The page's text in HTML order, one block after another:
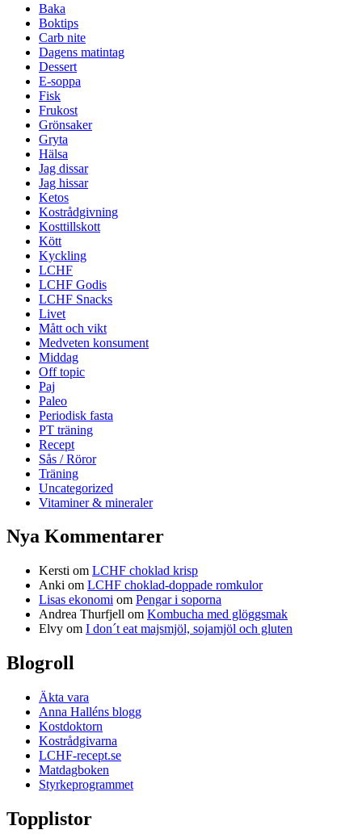
Baka
Boktips
Carb nite
Dagens matintag
Dessert
E-soppa
Fisk
Frukost
Grönsaker
Gryta
Hälsa
Jag dissar
Jag hissar
Ketos
Kostrådgivning
Kosttillskott
Kött
Kyckling
LCHF
LCHF Godis
LCHF Snacks
Livet
Mått och vikt
Medveten konsument
Middag
Off topic
Paj
Paleo
Periodisk fasta
PT träning
Recept
Sås / Röror
Träning
Uncategorized
Vitaminer & mineraler
Nya Kommentarer
Kersti om LCHF choklad krisp
Anki om LCHF choklad-doppade romkulor
Lisas ekonomi om Pengar i soporna
Andrea Thurfjell om Kombucha med glöggsmak
Elvy om I don´t eat majsmjöl, sojamjöl och gluten
Blogroll
Äkta vara
Anna Halléns blogg
Kostdoktorn
Kostrådgivarna
LCHF-recept.se
Matdagboken
Styrkeprogrammet
Topplistor